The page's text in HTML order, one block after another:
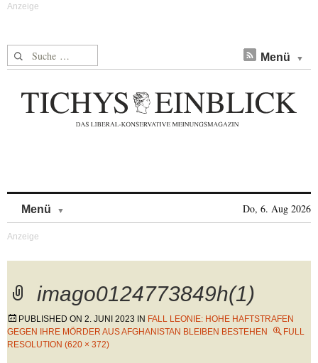
Suche nach: Menü
Menü Do, 6. Aug 2026
imago0124773849h(1)
PUBLISHED ON 2. JUNI 2023 IN FALL LEONIE: HOHE HAFTSTRAFEN
GEGEN IHRE MÖRDER AUS AFGHANISTAN BLEIBEN BESTEHEN
FULL
RESOLUTION (620 × 372)